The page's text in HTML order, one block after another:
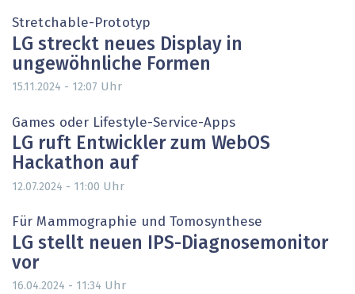
Stretchable-Prototyp
LG streckt neues Display in
ungewöhnliche Formen
15.11.2024 - 12:07 Uhr
Games oder Lifestyle-Service-Apps
LG ruft Entwickler zum WebOS
Hackathon auf
12.07.2024 - 11:00 Uhr
Für Mammographie und Tomosynthese
LG stellt neuen IPS-Diagnosemonitor
vor
16.04.2024 - 11:34 Uhr